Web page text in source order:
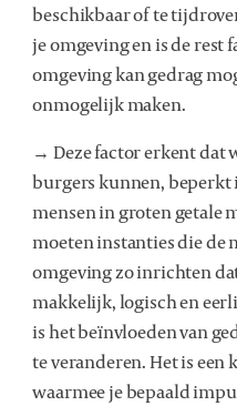
beschikbaar of te
je omgeving en is de rest
omgeving kan gedrag
onmogelijk maken.
→ Deze factor erkent dat
burgers kunnen, beperkt
mensen in groten getale
moeten instanties die de
omgeving zo inrichten
makkelijk, logisch en
is het beïnvloeden van
te veranderen. Het is
waarmee je bepaald